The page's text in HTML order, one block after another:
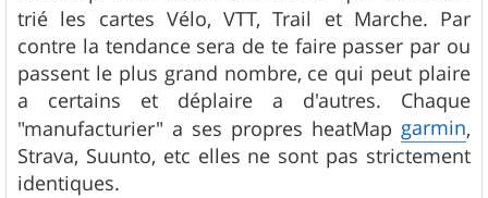
trié les cartes Vélo, VTT, Trail et Marche. Par
contre la tendance sera de te faire passer par ou
passent le plus grand nombre, ce qui peut plaire
a certains et déplaire a d'autres. Chaque
"manufacturier" a ses propres heatMap garmin,
Strava, Suunto, etc elles ne sont pas strictement
identiques.